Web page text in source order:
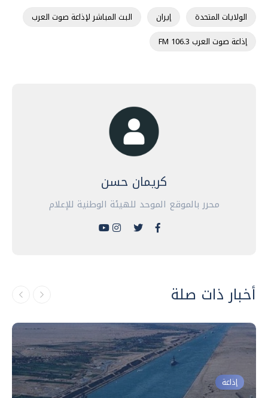
الولايات المتحدة إيران
البث المباشر لإذاعة صوت العرب
إذاعة صوت العرب 106.3 FM
كريمان حسن
محرر بالموقع الموحد للهيئة الوطنية للإعلام
أخبار ذات صلة
إذاعة